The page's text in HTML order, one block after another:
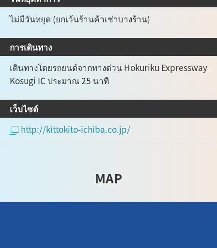
ไม่มีวันหยุด (ยกเว้นร้านค้าเช่าบางร้าน)
การเดินทาง
เดินทางโดยรถยนต์จากทางด่วน Hokuriku Expressway
Kosugi IC ประมาณ 25 นาที
เว็บไซต์
http://kittokito-ichiba.co.jp/
MAP